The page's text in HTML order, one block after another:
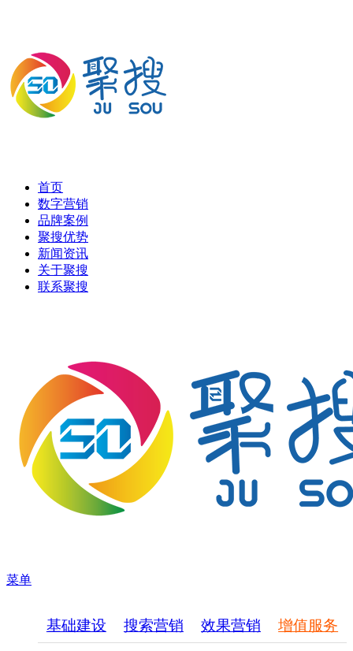
首页
数字营销
品牌案例
聚搜优势
新闻资讯
关于聚搜
联系聚搜
菜单
基础建设 搜索营销 效果营销 增值服务